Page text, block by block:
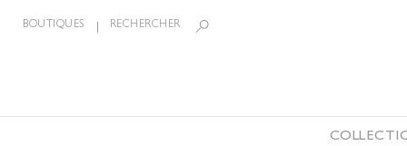
BOUTIQUES RECHERCHER